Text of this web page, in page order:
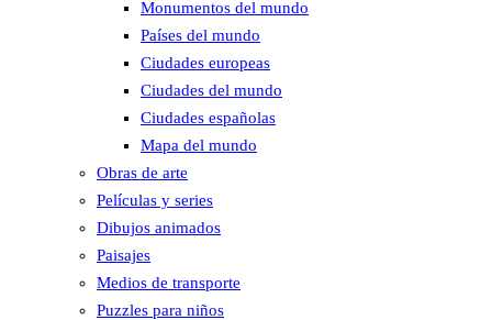
Monumentos del mundo
Países del mundo
Ciudades europeas
Ciudades del mundo
Ciudades españolas
Mapa del mundo
Obras de arte
Películas y series
Dibujos animados
Paisajes
Medios de transporte
Puzzles para niños